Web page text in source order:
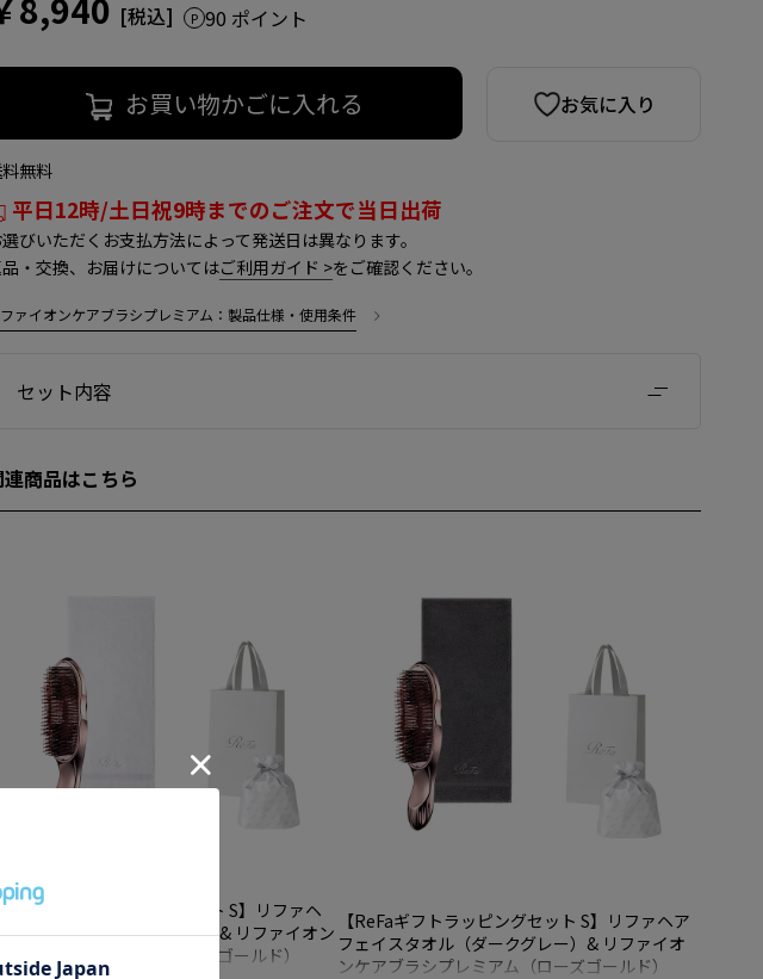
90 ポイント
お買い物かごに入れる お気に入り
無料
平日12時/土日祝9時までのご注文で当日出荷
選びいただくお支払方法によって発送日は異なります。
・交換、お届けについてはご利用ガイド >をご確認ください。
ファイオンケアブラシプレミアム：製品仕様・使用条件
セット内容
連商品はこちら
ReFaギフトラッピングセット S】リファヘ
ェイスタオル（ホワイト）& リファイオン
アブラシプレミアム（ローズゴールド）
【ReFaギフトラッピングセット S】リファヘア
フェイスタオル（ダークグレー）& リファイオ
ンケアブラシプレミアム（ローズゴールド）